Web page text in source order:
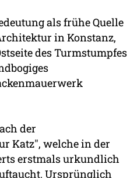
als frühe Quelle
in Konstanz,
des Turmstumpfes
der
Katz", welche in der
erstmals urkundlich
Ursprünglich